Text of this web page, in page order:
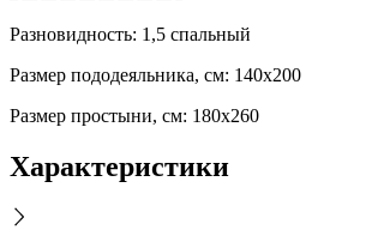
Разновидность: 1,5 спальный
Размер пододеяльника, см: 140х200
Размер простыни, см: 180х260
Характеристики